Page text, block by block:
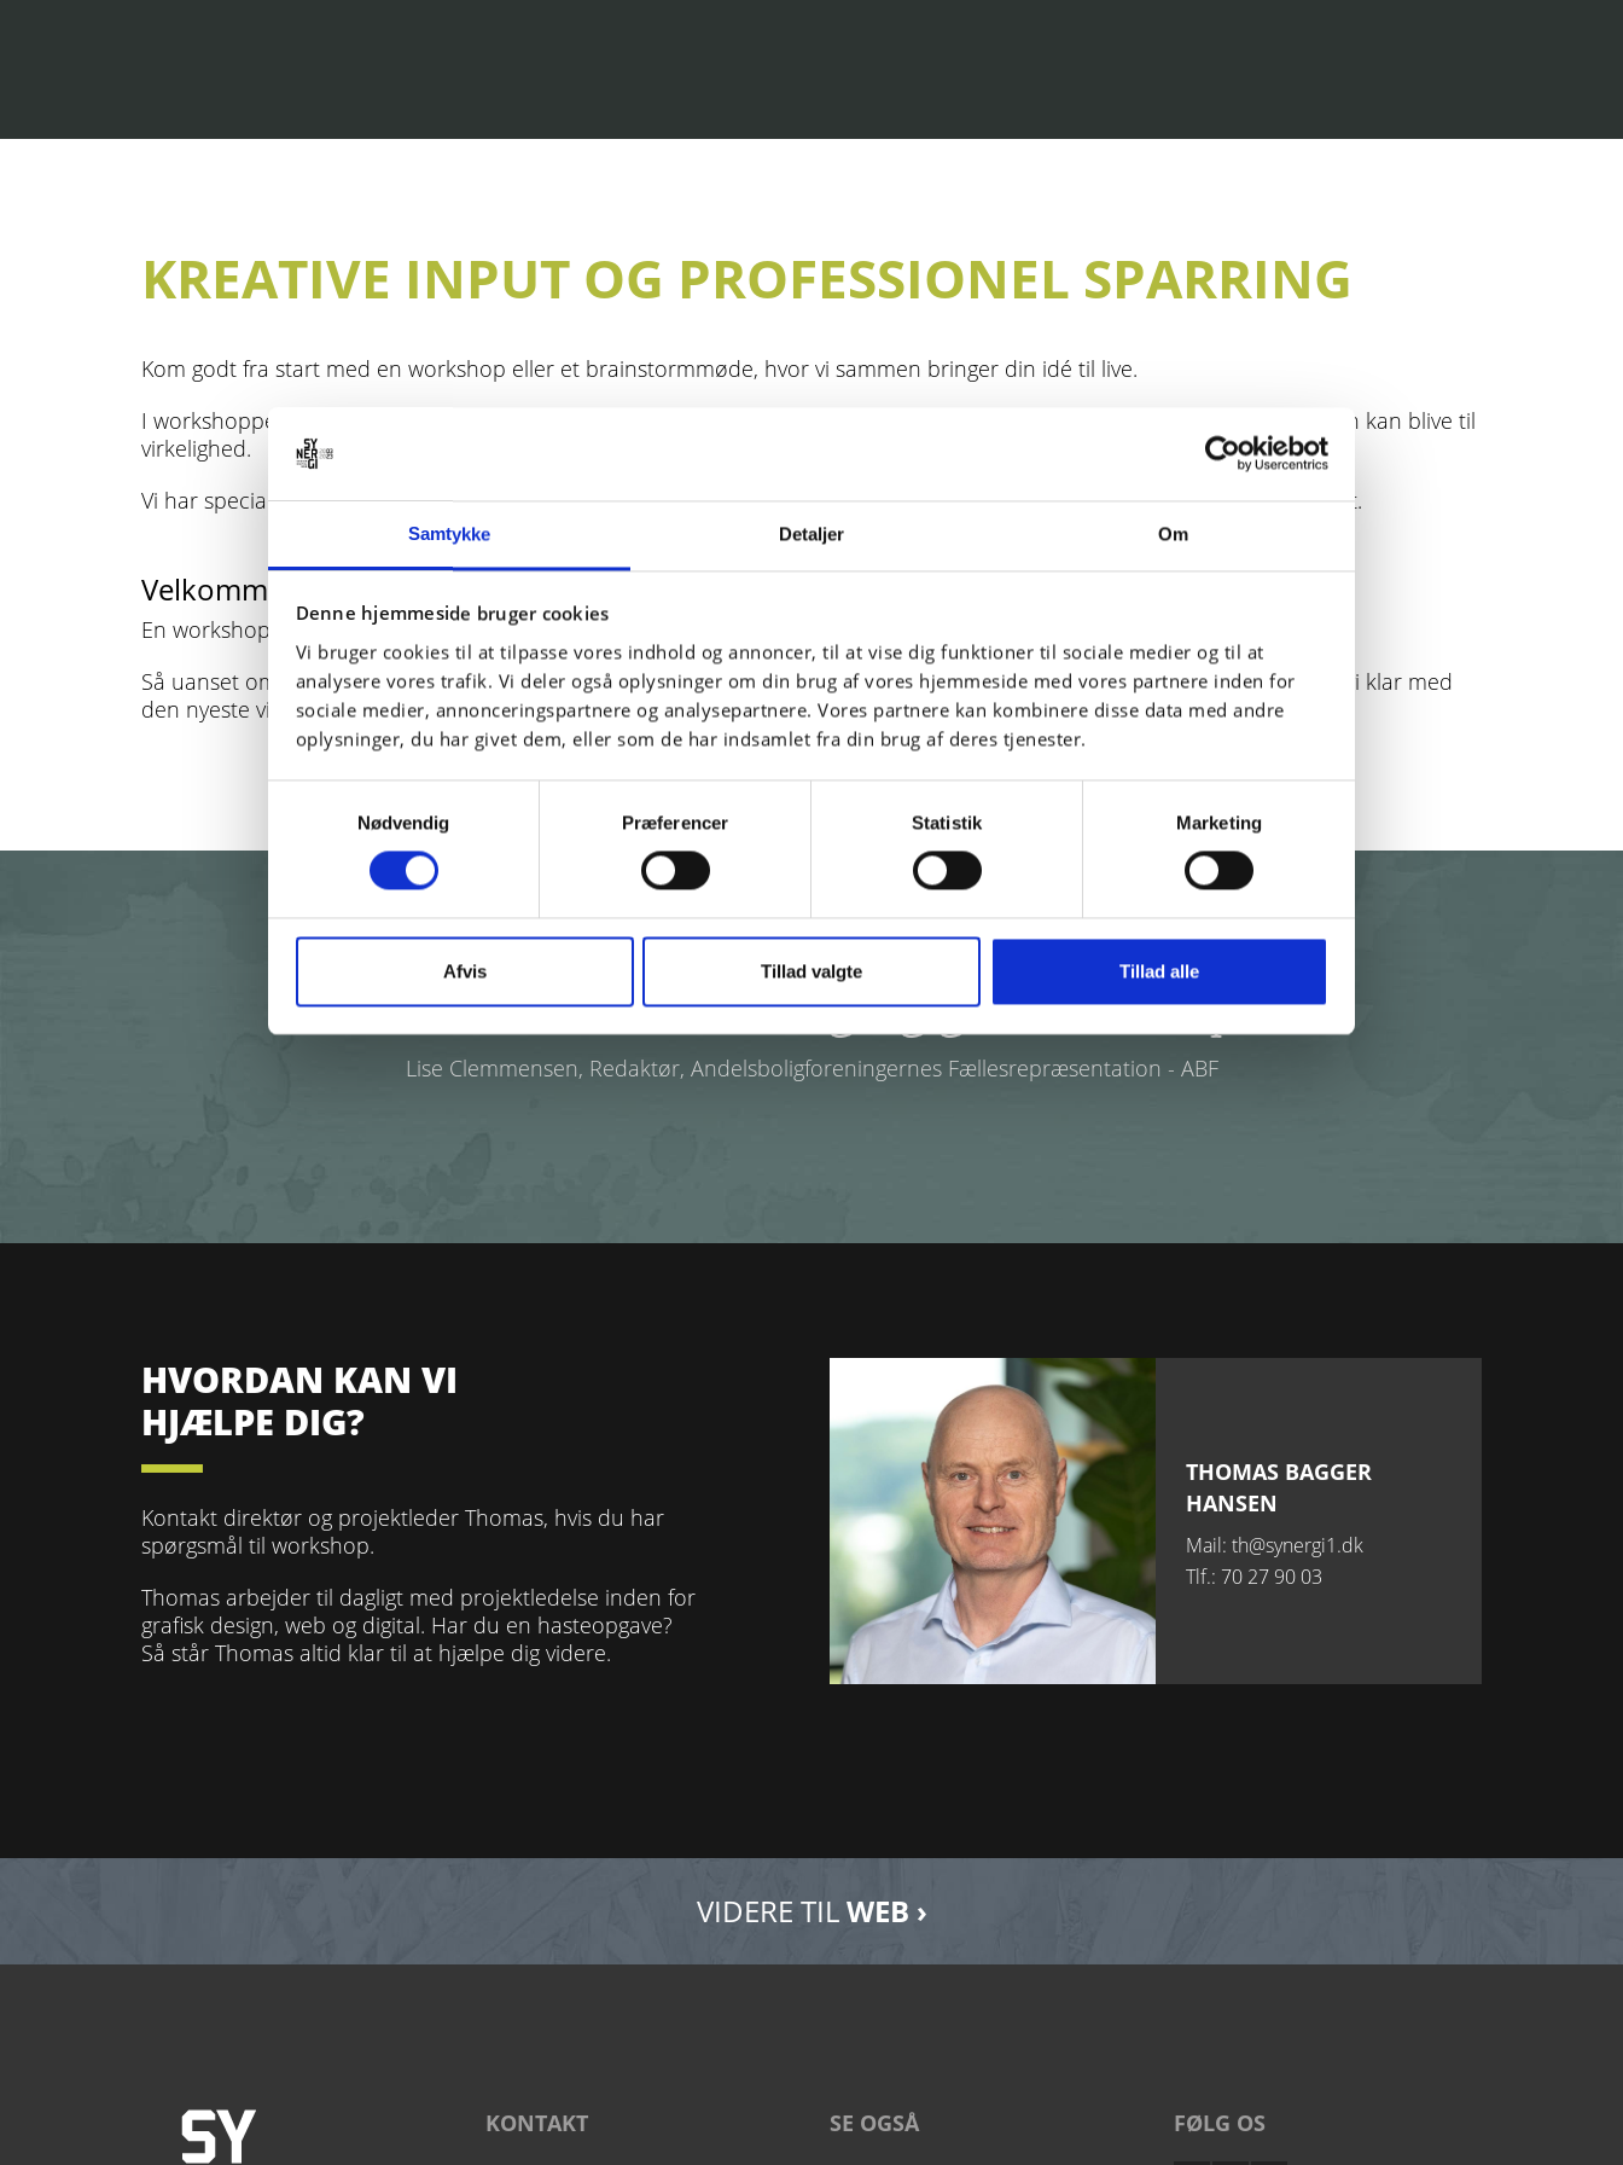
Samtykke Detaljer Om
Denne hjemmeside bruger cookies
Vi bruger cookies til at tilpasse vores indhold og annoncer, til at vise dig funktioner til sociale medier og til at
analysere vores trafik. Vi deler også oplysninger om din brug af vores hjemmeside med vores partnere inden for
sociale medier, annonceringspartnere og analysepartnere. Vores partnere kan kombinere disse data med andre
oplysninger, du har givet dem, eller som de har indsamlet fra din brug af deres tjenester.
Nødvendig
Præferencer Statistik Marketing
Afvis Tillad valgte Tillad alle
KREATIVE INPUT OG PROFESSIONEL SPARRING
Kom godt fra start med en workshop eller et brainstormmøde, hvor vi sammen bringer din idé til live.
I workshoppen får du kreative input, professionel sparring og bliver afklaret på de områder, der er relevant for dig, så idéen kan blive til
virkelighed.
Vi har specialister inden for design, digital og web. Vi sammensætter det team, der løser din opgave bedst og hurtigst muligt.
Velkommen i Brainstorm Laboratoriet
En workshop tager oftest én til to timer i Synergihuset, hvor vi har et helt Brainstorm Laboratorium at boltre os i!
Så uanset om du har brug for en ny opbygning af din hjemmeside, en moderne designmanual eller noget helt tredje, står vi klar med
den nyeste viden – og vi deler gerne ud af den.
"Tusind tak for en rigtig god workshop!"
Lise Clemmensen, Redaktør, Andelsboligforeningernes Fællesrepræsentation - ABF
HVORDAN KAN VI
HJÆLPE DIG?
Kontakt direktør og projektleder Thomas, hvis du har
spørgsmål til workshop.
Thomas arbejder til dagligt med projektledelse inden for
grafisk design, web og digital. Har du en hasteopgave?
Så står Thomas altid klar til at hjælpe dig videre.
THOMAS BAGGER
HANSEN
Mail: th@synergi1.dk
Tlf.: 70 27 90 03
VIDERE TILWEB ›
KONTAKT SE OGSÅ FØLG OS